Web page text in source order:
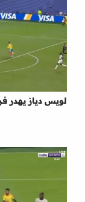
لويس دياز يهدر